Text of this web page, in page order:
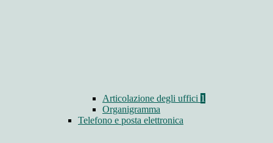
Articolazione degli uffici 1
Organigramma
Telefono e posta elettronica